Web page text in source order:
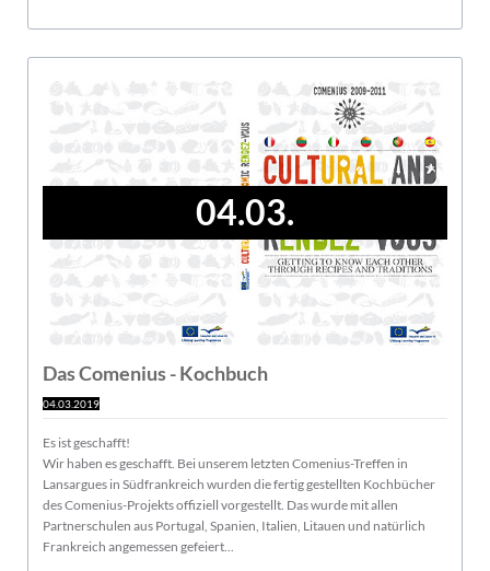
04.03.
Das Comenius - Kochbuch
04.03.2019
Es ist geschafft!
Wir haben es geschafft. Bei unserem letzten Comenius-Treffen in
Lansargues in Südfrankreich wurden die fertig gestellten Kochbücher
des Comenius-Projekts offiziell vorgestellt. Das wurde mit allen
Partnerschulen aus Portugal, Spanien, Italien, Litauen und natürlich
Frankreich angemessen gefeiert...